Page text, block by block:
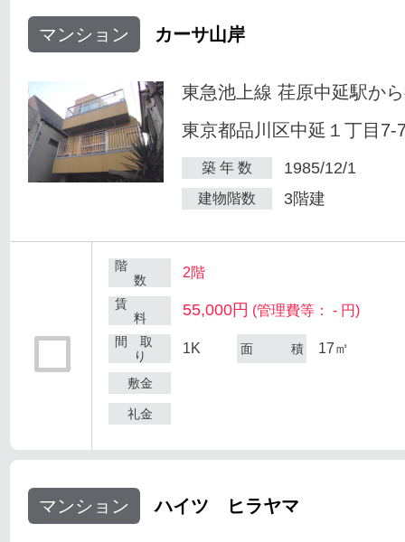
マンション カーサ山岸
東急池上線 荏原中延駅か
東京都品川区中延１丁目7-
築 年 数 1985/12/1
建物階数 3階建
階
数
2階
賃
料
55,000円 (管理費等： - 円)
間 取
り
1K 面 積 17㎡
敷金
礼金
マンション ハイツ ヒラヤマ